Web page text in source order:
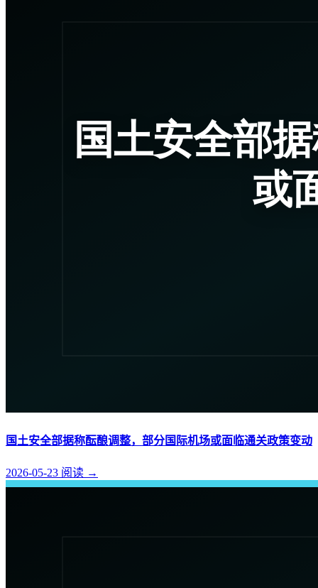
国土安全部据称酝酿调整，部分国际机场或面临通关政策变动
2026-05-23 阅读 →